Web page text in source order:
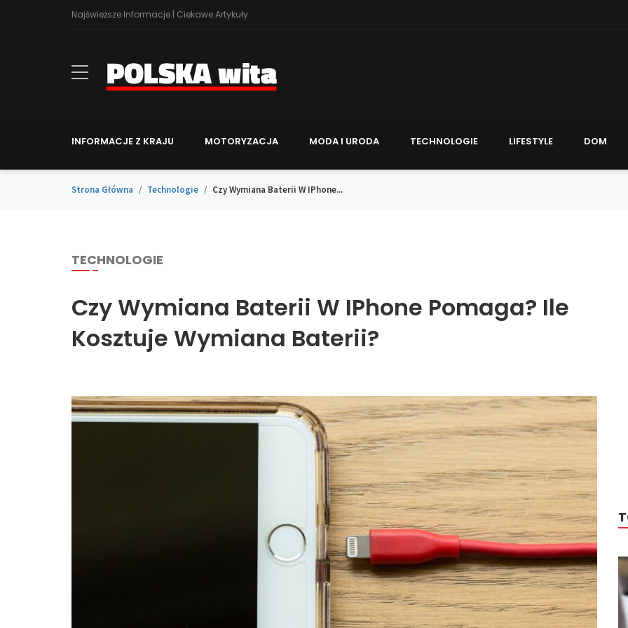
Najświeższe Informacje | Ciekawe Artykuły
INFORMACJE Z KRAJU MOTORYZACJA MODA I URODA TECHNOLOGIE LIFESTYLE DOM
Strona Główna Technologie Czy Wymiana Baterii W IPhone...
TECHNOLOGIE
Czy Wymiana Baterii W IPhone Pomaga? Ile
Kosztuje Wymiana Baterii?